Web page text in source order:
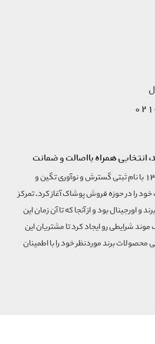
انتخابی همراه بااصالت و ضمانت
فروشگاه تگ موند از سال 1395 با نام ثبتی گسترش و نوآوری تگین و
فعالیت خود را در حوزه فروش پوشاک آغاز کرد. تمرکز
و اورجینال بود و از آنجا که تا آن زمان این
موند شرایطی رو ایجاد کرد تا مشتریان این
محصولات برند مورد‌نظر خود را با اطمینان